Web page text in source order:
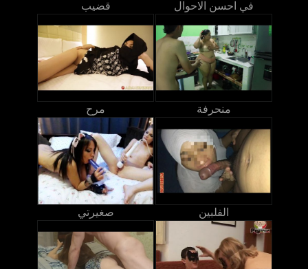
قضيب في احسن الاحوال
مرح منحرفة
صغيرتي الفلبين